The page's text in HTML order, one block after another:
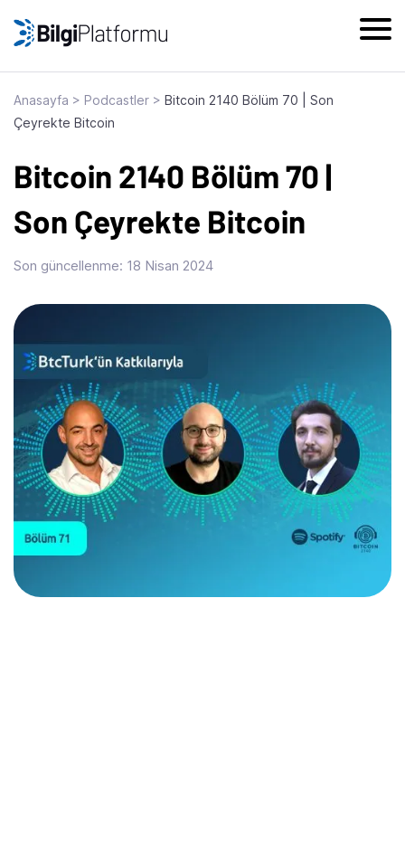
Anasayfa > Podcastler > Bitcoin 2140 Bölüm 70 | Son
Çeyrekte Bitcoin
Bitcoin 2140 Bölüm 70 |
Son Çeyrekte Bitcoin
Son güncellenme: 18 Nisan 2024